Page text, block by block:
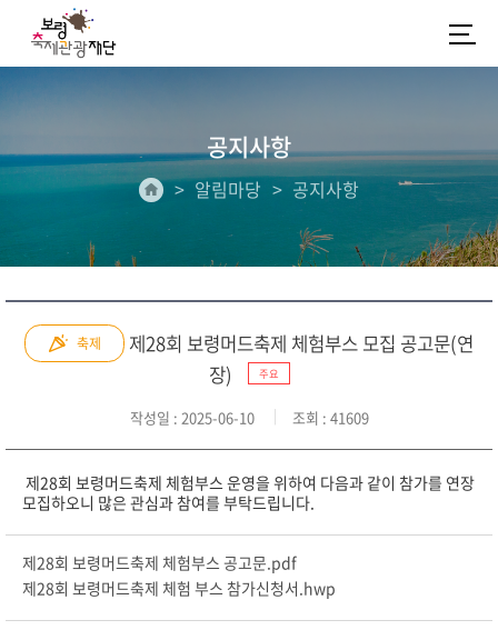
공지사항
알림마당 공지사항
축제
제28회 보령머드축제 체험부스 모집 공고문(연
장)
주요
작성일 : 2025-06-10 조회 : 41609
제28회 보령머드축제 체험부스 운영을 위하여 다음과 같이 참가를 연장
모집하오니 많은 관심과 참여를 부탁드립니다.
제28회 보령머드축제 체험부스 공고문.pdf
제28회 보령머드축제 체험 부스 참가신청서.hwp